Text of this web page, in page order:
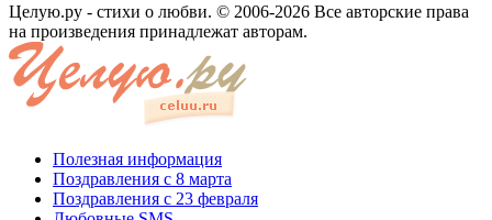
Целую.ру - стихи о любви. © 2006-2026 Все авторские права
на произведения принадлежат авторам.
Полезная информация
Поздравления с 8 марта
Поздравления с 23 февраля